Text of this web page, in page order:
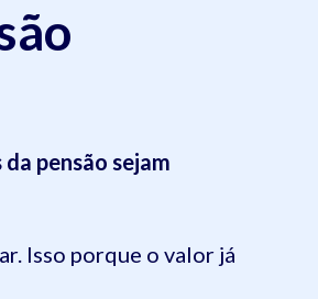
pensão sejam
Isso porque o valor já